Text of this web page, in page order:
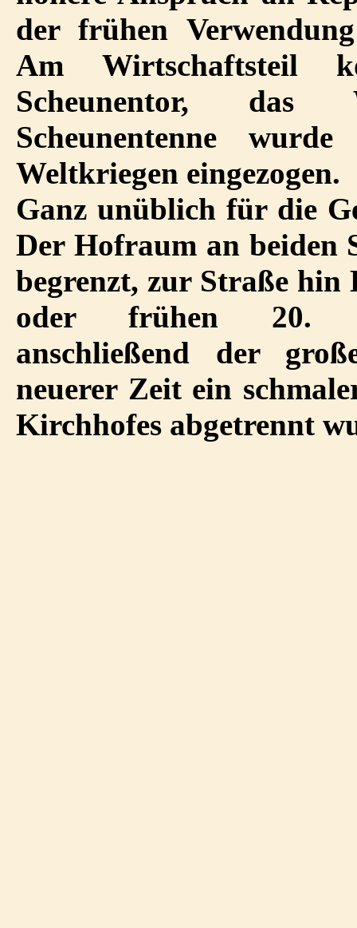
der frühen
Am Wirtschaftsteil
Scheunentor, das
Scheunentenne
Weltkriegen eingezogen.
Ganz unüblich für die
Der Hofraum an beiden
begrenzt, zur Straße hin
oder frühen 20.
anschließend der
neuerer Zeit ein
Kirchhofes abgetrennt